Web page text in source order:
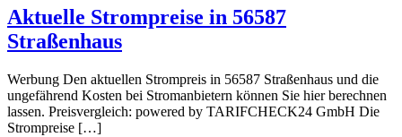
Aktuelle Strompreise in 56587
Straßenhaus
Werbung Den aktuellen Strompreis in 56587 Straßenhaus und die
ungefährend Kosten bei Stromanbietern können Sie hier berechnen
lassen. Preisvergleich: powered by TARIFCHECK24 GmbH Die
Strompreise […]